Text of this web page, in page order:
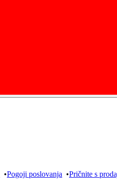
•Pogoji poslovanja •Pričnite s